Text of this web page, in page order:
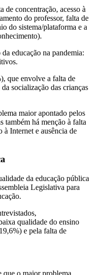
concentração, acesso à
do professor, falta de
do sistema/plataforma e a
educação na pandemia:
que envolve a falta de
socialização das crianças
maior apontado pelos
também há menção à falta
à Internet e ausência de
da educação pública
Legislativa para
qualidade do ensino
e pela falta de
que o maior problema